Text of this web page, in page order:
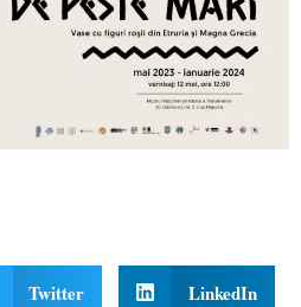
Twitter LinkedIn